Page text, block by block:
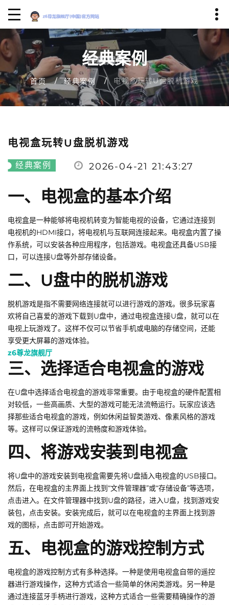
经典案例
首页 经典案例 电视盒玩转U盘脱机游戏
电视盒玩转U盘脱机游戏
经典案例 2026-04-21 21:43:27
一、电视盒的基本介绍
电视盒是一种能够将电视机转变为智能电视的设备，它通过连接到
电视机的HDMI接口，将电视机与互联网连接起来。电视盒内置了操
作系统，可以安装各种应用程序，包括游戏。电视盒还具备USB接
口，可以连接U盘等外部存储设备。
二、U盘中的脱机游戏
脱机游戏是指不需要网络连接就可以进行游戏的游戏。很多玩家喜
欢将自己喜爱的游戏下载到U盘中，通过电视盒连接U盘，就可以在
电视上玩游戏了。这样不仅可以节省手机或电脑的存储空间，还能
享受更大屏幕的游戏体验。
z6尊龙旗舰厅
三、选择适合电视盒的游戏
在U盘中选择适合电视盒的游戏非常重要。由于电视盒的硬件配置相
对较低，一些高画质、大型的游戏可能无法流畅运行。玩家应该选
择那些适合电视盒的游戏，例如休闲益智类游戏、像素风格的游戏
等。这样可以保证游戏的流畅度和游戏体验。
四、将游戏安装到电视盒
将U盘中的游戏安装到电视盒需要先将U盘插入电视盒的USB接口。
然后，在电视盒的主界面上找到“文件管理器”或“存储设备”等选项，
点击进入。在文件管理器中找到U盘的路径，进入U盘，找到游戏安
装包，点击安装。安装完成后，就可以在电视盒的主界面上找到游
戏的图标，点击即可开始游戏。
五、电视盒的游戏控制方式
电视盒的游戏控制方式有多种选择。一种是使用电视盒自带的遥控
器进行游戏操作，这种方式适合一些简单的休闲类游戏。另一种是
通过连接蓝牙手柄进行游戏，这种方式适合一些需要精确操作的游